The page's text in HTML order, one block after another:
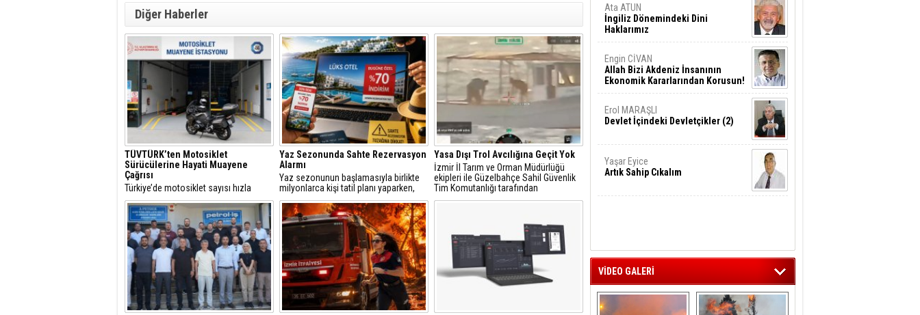
Diğer Haberler
TÜVTÜRK’ten Motosiklet
Sürücülerine Hayati Muayene
Çağrısı
Türkiye’de motosiklet sayısı hızla
artarken, trafikteki payı yüzde 21’i aşan
bu araçlarda düzenli teknik kontrollerin
önemi de giderek artıyor.
Yaz Sezonunda Sahte Rezervasyon
Alarmı
Yaz sezonunun başlamasıyla birlikte
milyonlarca kişi tatil planı yaparken,
internet üzerinden yapılan
rezervasyonlarda sahtecilik vakaları da
hızla artıyor.
Yasa Dışı Trol Avcılığına Geçit Yok
İzmir İl Tarım ve Orman Müdürlüğü
ekipleri ile Güzelbahçe Sahil Güvenlik
Tim Komutanlığı tarafından
gerçekleştirilen ortak denetimlerde,
yapan bir balıkçı teknesi tespit edildi.
Ata ATUN
İngiliz Dönemindeki Dini
Haklarımız
Engin CİVAN
Allah Bizi Akdeniz İnsanının
Ekonomik Kararlarından Korusun!
Erol MARAŞLI
Devlet İçindeki Devletçikler (2)
Yaşar Eyice
Artık Sahip Cıkalım
VİDEO GALERİ